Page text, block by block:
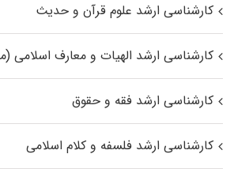
کارشناسی ارشد علوم قرآن و حدیث
کارشناسی ارشد الهیات و معارف
کارشناسی ارشد فقه و حقوق
کارشناسی ارشد فلسفه و کلام اسلامی